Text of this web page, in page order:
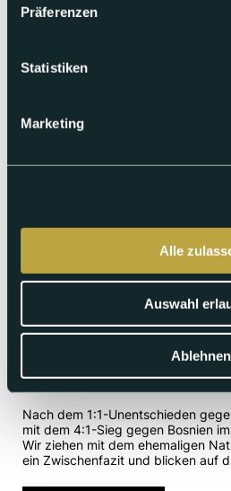
Präferenzen
Statistiken
Marketing
Alle
Auswahl
Ablehnen
Der WM-Talk mit
Nach dem 1:1-Unentschieden
mit dem 4:1-Sieg gegen Bosnien
Wir ziehen mit dem ehemaligen
ein Zwischenfazit und blicken auf